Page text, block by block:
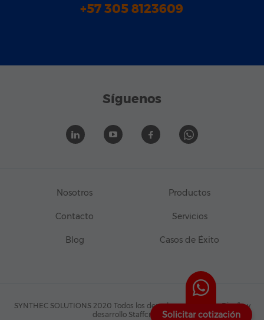
+57 305 8123609
Síguenos
Nosotros Productos
Contacto Servicios
Blog Casos de Éxito
SYNTHEC SOLUTIONS 2020 Todos los derechos reservados.Diseño y
desarrollo StaffcreativaSolicitar cotización